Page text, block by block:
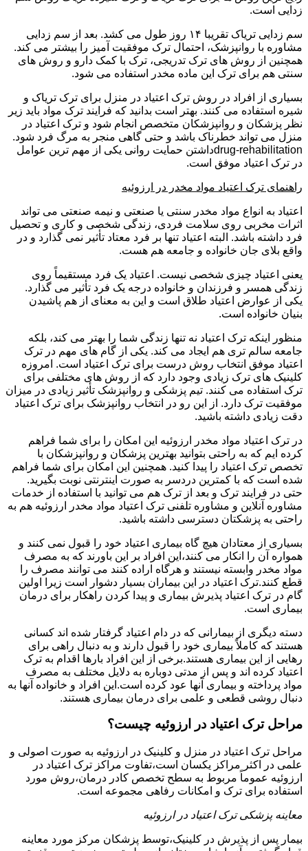
زدایی است.
سم زدایی تریاک تقریبا ۱۴ روز طول می کشد. بعد از سم زدایی
مشاوره با روانپزشک، احتمال ترک موفقیت آمیز را بیشتر می کند.
همچنین از روش های ترک تدریجی، ترک با کمک دارو و روش های
سنتی هم برای ترک این ماده مخدر استفاده می شود.
بسیاری از افراد در روش ترک اعتیاد در منزل برای ترک تریاک و
شیره استفاده می کنند. بهتر است بدانید که فرایند ترک مواد باید زیر
نظر پزشکان و روانپزشکان متخصص انجام شود و ترک اعتیاد در
منزل می تواند خطرناک باشد و حتی گاهی منجر به مرگ فرد شود.
drug-rehabilitationداشتن حمایت روانی یکی از مهم ترین عوامل
در ترک اعتیاد موفق است.
راهنمای ترک اعتیاد مواد مخدر در ارزوئیه
اعتیاد به انواع مواد مخدر سنتی یا صنعتی و نیمه صنعتی می تواند
اثرات مخربی روی سلامت فردی، زندگی شخصی و کاری و تحصیل
فرد داشته باشد. البته اعتیاد تنها بر فرد معتاد تأثیر نمی گذارد و در
واقع بلای جان خانواده و جامعه هم هست.
یعنی اعتیاد چیزی شخصی نیست. اعتیاد یک فرد مستقیماً روی
زندگی همسر و فرزندان و خانواده درجه یک فرد تأثیر می گذارد.
یکی از عوارض اعتیاد طلاق است و این به معنای از هم پاشیدن
بنیان خانواده است.
منظور اینکه ترک اعتیاد نه تنها زندگی شما را بهتر می کند، بلکه
جامعه سالم تری هم ایجاد می کند. یکی از گام های مهم در ترک
اعتیاد موفق انتخاب روش درست برای ترک اعتیاد است. امروزه
کلینیک های ترک زیادی وجود دارد که از روش های مختلفی برای
ترک استفاده می کنند. تیم پزشکی و روانپزشک تأثیر زیادی در میزان
موفقیت ترک دارد. از این رو در انتخاب روانپزشک برای ترک اعتیاد
دقت زیادی داشته باشید.
در ترک اعتیاد مواد مخدر ارزوئیه این امکان را برای شما فراهم
کرده ایم که به راحتی بتوانید بهترین پزشکان و روانپزشکان با
تخصص ترک اعتیاد را پیدا کنید. همچنین این امکان برای شما فراهم
شده است که با کمترین دردسر به صورت اینترنتی نوبت بگیرید.
حتی در فرایند ترک و بعد از ترک هم می توانید با استفاده از خدمات
مشاوره آنلاین و مشاوره تلفنی ترک اعتیاد مواد مخدر ارزوئیه هم به
راحتی به پزشکتان دسترسی داشته باشید.
بسیاری از معتادان هیچ گاه بیماری اعتیاد خود را قبول نمی کنند و
همواره آن را انکار می کنند،این افراد بر این باورند که به مصرف
مواد مخدر وابسته نیستند و هرگاه اراده کنند می توانند مصرف را
قطع کنند.ترک اعتیاد در این بیماران بسیار دشوار است زیرا اولین
گام در ترک اعتیاد پذیرش بیماری و پیدا کردن راهکار برای درمان
بیماری است.
دسته دیگری از بیمارانی که در دام اعتیاد گرفتار شده اند کسانی
هستند که کاملاً بیماری خود را قبول دارند و به دنبال راهی برای
رهایی از این بیماری هستند.برخی از این افراد بارها اقدام به ترک
اعتیاد کرده اند و پس از مدتی دوباره به دلایل مختلف به مصرف
مواد پرداخته و بیماری آنها عود کرده است.این افراد و خانواده آنها به
دنبال روشی قطعی و علمی برای درمان بیماری هستند.
مراحل ترک اعتیاد در ارزوئیه چیست؟
مراحل ترک اعتیاد در منزل و کلینیک در ارزوئیه به صورت اصولی و
علمی در اکثر مراکز یکسان است،تفاوت مراکز ترک اعتیاد در
ارزوئیه عموماً مربوط به سطح تخصص کادر درمان،روش مورد
استفاده برای ترک و امکانات رفاهی مجموعه است.
معاینه پزشکی ترک اعتیاد در ارزوئیه
بیمار پس از پذیرش در کلینیک،توسط پزشکان مرکز مورد معاینه